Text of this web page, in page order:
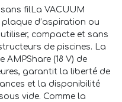
filLa VACUUM
plaque d’aspiration ou
compacte et sans
de piscines. La
(18 V) de
garantit la liberté de
et la disponibilité
vide. Comme la